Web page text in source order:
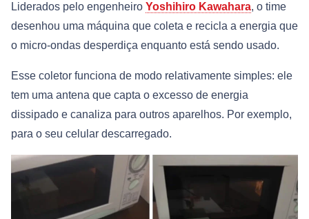
Liderados pelo engenheiro Yoshihiro Kawahara, o time
desenhou uma máquina que coleta e recicla a energia que
o micro-ondas desperdiça enquanto está sendo usado.
Esse coletor funciona de modo relativamente simples: ele
tem uma antena que capta o excesso de energia
dissipado e canaliza para outros aparelhos. Por exemplo,
para o seu celular descarregado.